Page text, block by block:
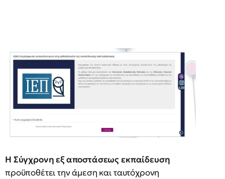
Η Σύγχρονη εξ αποστάσεως εκπαίδευση
προϋποθέτει την άμεση και ταυτόχρονη